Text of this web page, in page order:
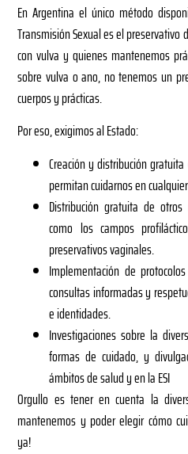
En Argentina el único método
Transmisión Sexual es el preservativo
con vulva y quienes mantenemos
sobre vulva o ano, no tenemos un
cuerpos y prácticas.
Por eso, exigimos al Estado:
Creación y distribución
permitan cuidarnos en
Distribución gratuita de
como los campos
preservativos vaginales.
Implementación de
consultas informadas y
e identidades.
Investigaciones sobre la
formas de cuidado, y
ámbitos de salud y en la ESI
Orgullo es tener en cuenta la
mantenemos y poder elegir cómo
ya!